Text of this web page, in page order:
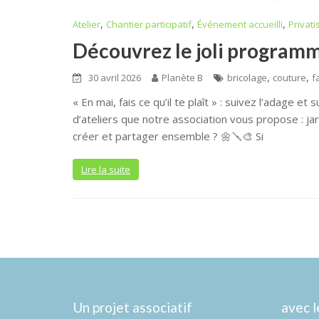
Atelier, Chantier participatif, Événement accueilli,
Découvrez le joli
30 avril 2026 Planète B bricolage, couture,
« En mai, fais ce qu’il te plaît » : suivez l’adage
d’ateliers que notre association vous propose :
créer et partager ensemble ? 🌼🪛🎨 Si
Lire la suite
Un projet associatif avec